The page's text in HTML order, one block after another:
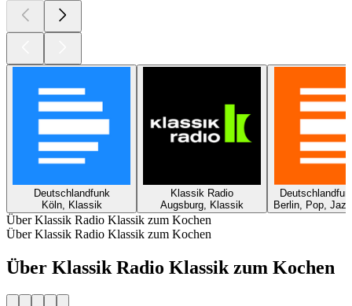
Deutschlandfunk
Köln, Klassik
Klassik Radio
Augsburg, Klassik
Berlin, Pop,
Über Klassik Radio Klassik zum Kochen
Über Klassik Radio Klassik zum Kochen
Über Klassik Radio Klassik zum Kochen